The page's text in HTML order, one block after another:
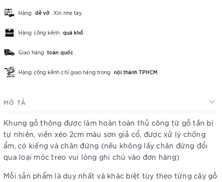
Hàng dễ vỡ . Xin nhẹ tay.
Hàng cồng kềnh quá khổ
Giao hàng toàn quốc
Hàng cồng kềnh chỉ giao hàng trong nội thành TPHCM
MÔ TẢ
Khung gỗ thông được làm hoàn toàn thủ công từ gỗ tần bì
tự nhiên, viền xéo 2cm màu sơn giả cổ, được xử lý chống
ẩm, có kiếng và chân đứng (nếu không lấy chân đứng đổi
qua loại móc treo vui lòng ghi chú vào đơn hàng)
Mỗi sản phẩm là duy nhất và khác biệt tùy theo từng cây gỗ